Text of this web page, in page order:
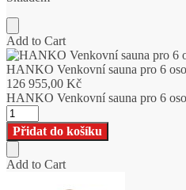
Add to Cart
HANKO Venkovní sauna pro 6
126 955,00 Kč
HANKO Venkovní sauna pro 6
Přidat do košíku
Add to Cart